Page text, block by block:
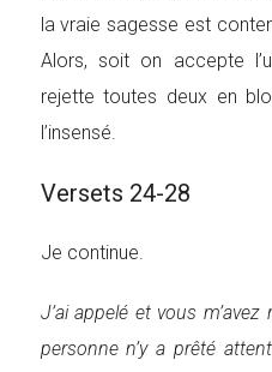
la vraie sagesse est
Alors, soit on accepte
rejette toutes deux en
l’insensé.
Versets 24-28
Je continue.
J’ai appelé et vous
personne n’y a prêté